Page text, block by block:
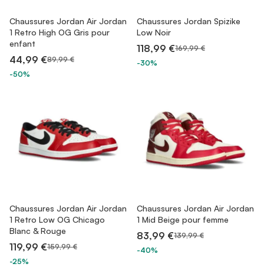
Chaussures Jordan Air Jordan
1 Retro High OG Gris pour
enfant
44,99 €89,99 €
-50%
Chaussures Jordan Spizike
Low Noir
118,99 €169,99 €
-30%
Chaussures Jordan Air Jordan
1 Retro Low OG Chicago
Blanc & Rouge
119,99 €159,99 €
-25%
Chaussures Jordan Air Jordan
1 Mid Beige pour femme
83,99 €139,99 €
-40%